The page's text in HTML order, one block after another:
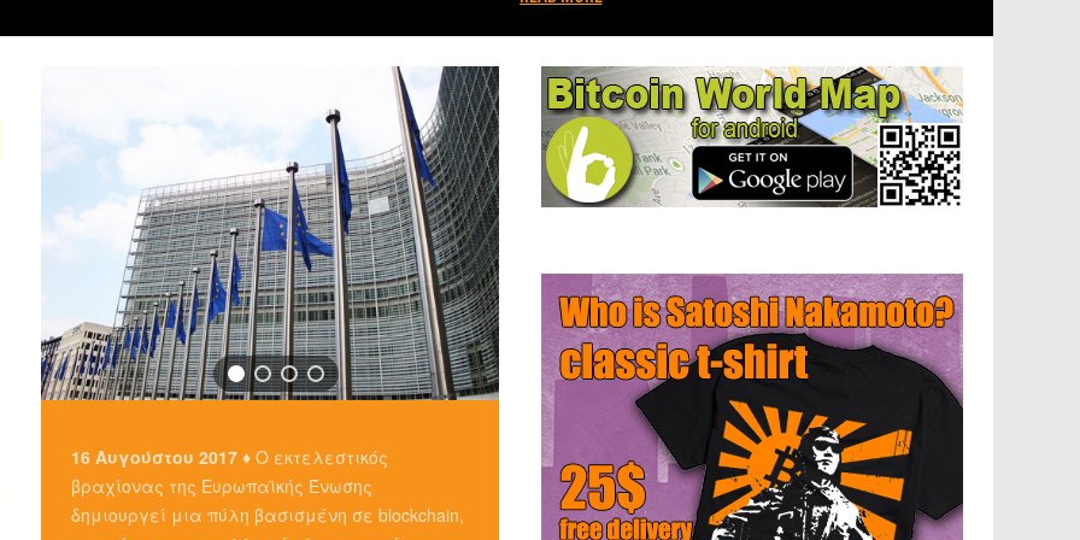
16 Αυγούστου 2017 ♦ Ο εκτελεστικός
βραχίονας της Ευρωπαϊκής Ένωσης
δημιουργεί μια πύλη βασισμένη σε blockchain,